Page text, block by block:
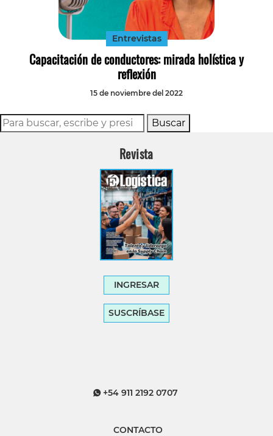
Entrevistas
Capacitación de conductores: mirada holística y
reflexión
15 de noviembre del 2022
Buscar
Revista
INGRESAR
SUSCRÍBASE
+54 911 2192 0707
CONTACTO